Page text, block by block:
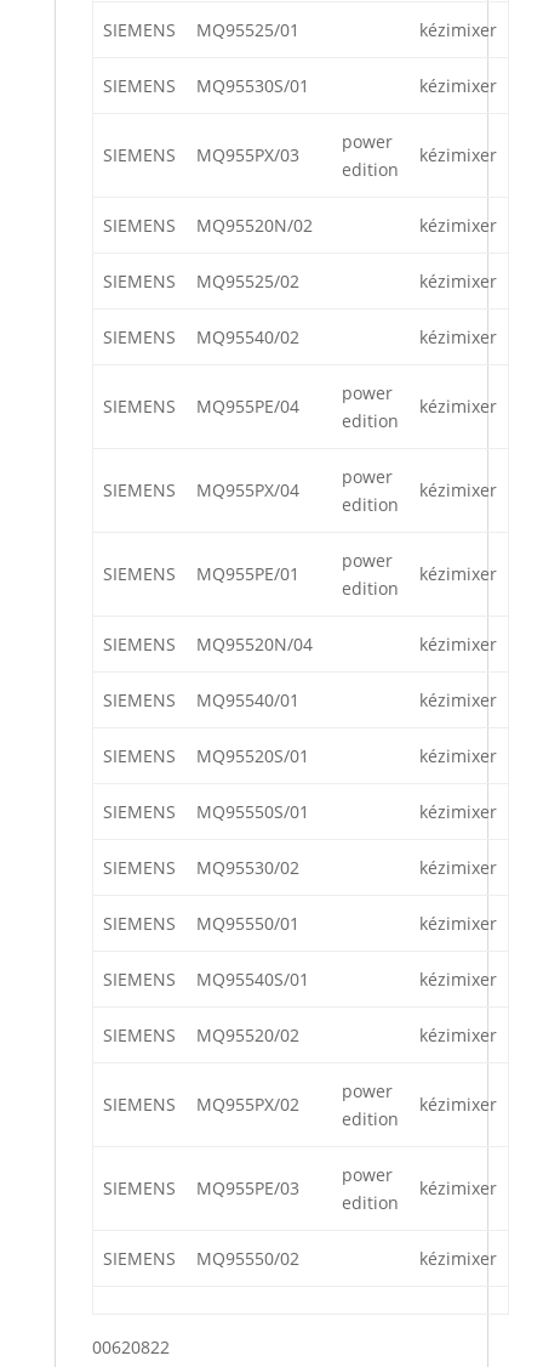
SIEMENS MQ95525/01 kézimixer
SIEMENS MQ95530S/01 kézimixer
SIEMENS MQ955PX/03
power
edition
kézimixer
SIEMENS MQ95520N/02 kézimixer
SIEMENS MQ95525/02 kézimixer
SIEMENS MQ95540/02 kézimixer
SIEMENS MQ955PE/04
power
edition
kézimixer
SIEMENS MQ955PX/04
power
edition
kézimixer
SIEMENS MQ955PE/01
power
edition
kézimixer
SIEMENS MQ95520N/04 kézimixer
SIEMENS MQ95540/01 kézimixer
SIEMENS MQ95520S/01 kézimixer
SIEMENS MQ95550S/01 kézimixer
SIEMENS MQ95530/02 kézimixer
SIEMENS MQ95550/01 kézimixer
SIEMENS MQ95540S/01 kézimixer
SIEMENS MQ95520/02 kézimixer
SIEMENS MQ955PX/02
power
edition
kézimixer
SIEMENS MQ955PE/03
power
edition
kézimixer
SIEMENS MQ95550/02 kézimixer
00620822